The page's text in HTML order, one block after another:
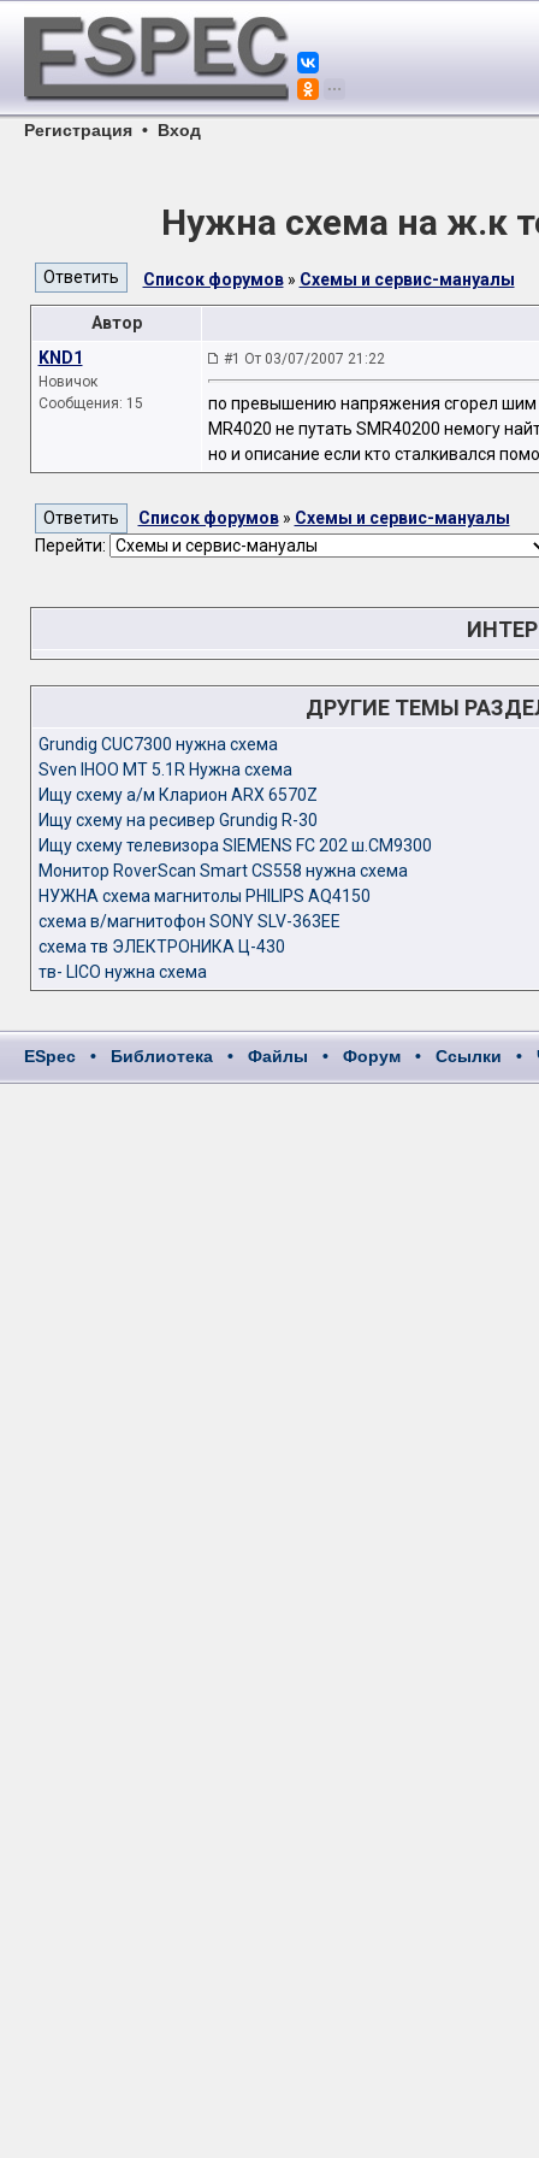
Регистрация • Вход
Нужна схема на ж.к
Список форумов» Схемы и сервис-мануалы
Автор
KND1
Новичок
Сообщения: 15
#1 От 03/07/2007 21:22
по превышению напряжения сгорел шим
MR4020 не путать SMR40200 немогу
но и описание если кто сталкивался
Список форумов» Схемы и сервис-мануалы
Перейти:
ДРУГИЕ ТЕМЫ
Grundig CUC7300 нужна схема
Sven IHOO MT 5.1R Нужна схема
Ищу схему а/м Кларион ARX 6570Z
Ищу схему на ресивер Grundig R-30
Ищу схему телевизора SIEMENS FC 202 ш.СМ9300
Монитор RoverScan Smart CS558 нужна схема
НУЖНА схема магнитолы PHILIPS AQ4150
схема в/магнитофон SONY SLV-363EE
схема тв ЭЛЕКТРОНИКА Ц-430
тв- LICO нужна схема
ESpec • Библиотека • Файлы • Форум • Ссылки •